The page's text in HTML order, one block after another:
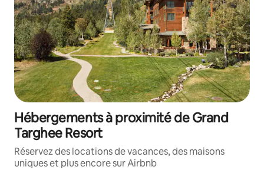
Hébergements à proximité de Grand
Targhee Resort
Réservez des locations de vacances, des maisons
uniques et plus encore sur Airbnb